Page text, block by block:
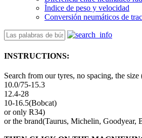
Índice de peso y velocidad
Conversión neumáticos de
INSTRUCTIONS:
Search from our tyres, no spacing, the
10.0/75-15.3
12.4-28
10-16.5(Bobcat)
or only R34)
or the brand(Taurus, Michelin, Goodyear,